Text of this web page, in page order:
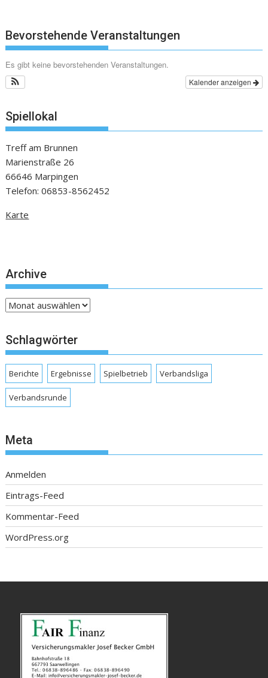
Bevorstehende Veranstaltungen
Es gibt keine bevorstehenden Veranstaltungen.
Kalender anzeigen
Spiellokal
Treff am Brunnen
Marienstraße 26
66646 Marpingen
Telefon: 06853-8562452
Karte
Archive
Archive
Schlagwörter
Berichte Ergebnisse Spielbetrieb Verbandsliga
Verbandsrunde
Meta
Anmelden
Eintrags-Feed
Kommentar-Feed
WordPress.org